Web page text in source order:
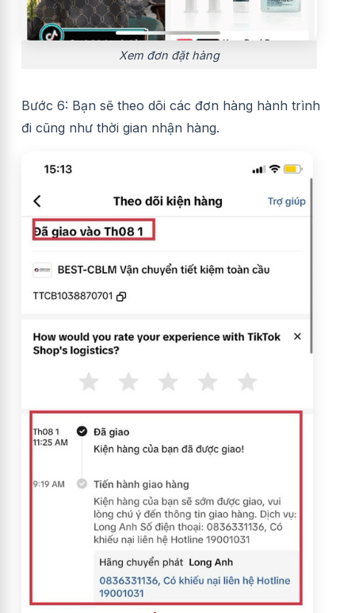
Xem đơn đặt hàng
Bước 6: Bạn sẽ theo dõi các đơn hàng hành trình
đi cũng như thời gian nhận hàng.